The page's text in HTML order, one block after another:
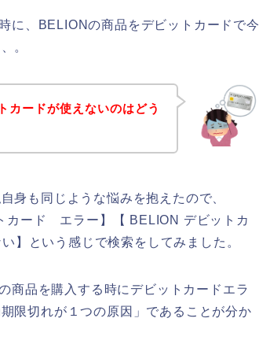
に、BELIONの商品をデビットカードで今
。
カードが使えないのはどう
身も同じような悩みを抱えたので、
カード エラー】【 BELION デビットカ
という感じで検索をしてみました。
商品を購入する時にデビットカードエラ
限切れが１つの原因」であることが分か